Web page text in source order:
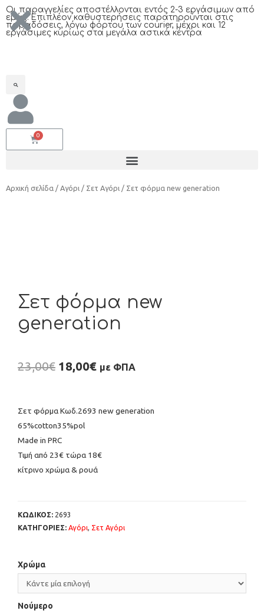
Oι παραγγελίες αποστέλλονται εντός 2-3 εργάσιμων από
εμάς. Επιπλέον καθυστερήσεις παρατηρούνται στις
παραδόσεις, λόγω φόρτου των courier, μέχρι και 12
εργάσιμες κυρίως στα μεγάλα αστικά κέντρα
Αρχική σελίδα / Αγόρι / Σετ Αγόρι / Σετ φόρμα new generation
Σετ φόρμα new
generation
23,00€ 18,00€ με ΦΠΑ
Σετ φόρμα Κωδ.2693 new generation
65%cotton35%pol
Made in PRC
Τιμή από 23€ τώρα 18€
κίτρινο χρώμα & ρουά
ΚΩΔΙΚΟΣ: 2693
ΚΑΤΗΓΟΡΙΕΣ: Αγόρι, Σετ Αγόρι
Χρώμα
Νούμερο